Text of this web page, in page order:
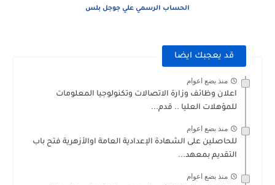
الحساب الرسمي علي جوجل بلس
قد يعجبك ايضا
منذ بضع اعوام
اعلان وظائف وزارة الاتصالات وتكنولوجيا المعلومات
للمؤهلات العليا .. قدم...
منذ بضع اعوام
للحاصلين على الشهادة الإعدادية العامة اوالأزهرية فتح باب
التقديم بمعهد...
منذ بضع اعوام